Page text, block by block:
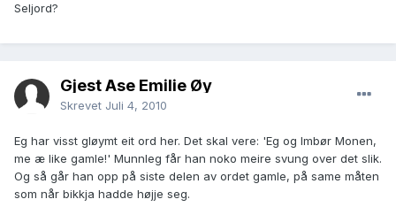
Seljord?
Gjest Åse Emilie Øy
Skrevet Juli 4, 2010
Eg har visst gløymt eit ord her. Det skal vere: 'Eg og Imbør Monen,
me æ like gamle!' Munnleg får han noko meire svung over det slik.
Og så går han opp på siste delen av ordet gamle, på same måten
som når bikkja hadde højje seg.